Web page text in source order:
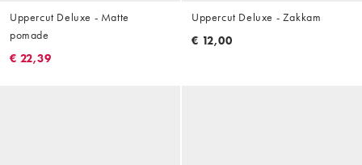
Uppercut Deluxe - Matte
pomade
€ 22,39
Uppercut Deluxe - Zakkam
€ 12,00